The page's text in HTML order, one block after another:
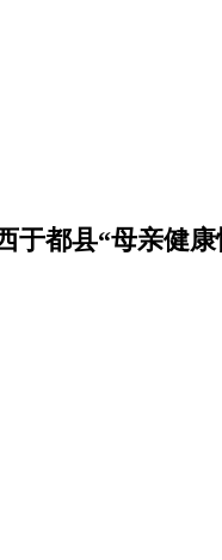
都县“母亲健康